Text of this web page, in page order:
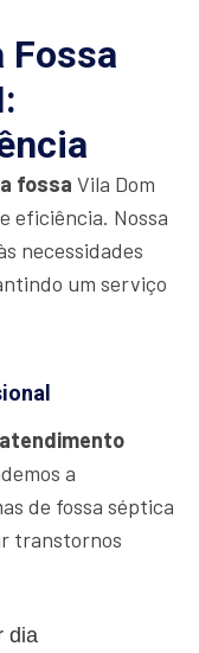
Fossa
fossa Vila Dom
eficiência. Nossa
necessidades
um serviço
atendimento
a
de fossa séptica
transtornos
dia